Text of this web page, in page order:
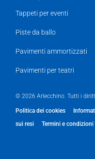
Tappeti per eventi
Piste da ballo
Pavimenti ammortizzati
Pavimenti per teatri
© 2026 Arlecchino. Tutti i
Politica dei cookies
sui resi
Termini e condizioni